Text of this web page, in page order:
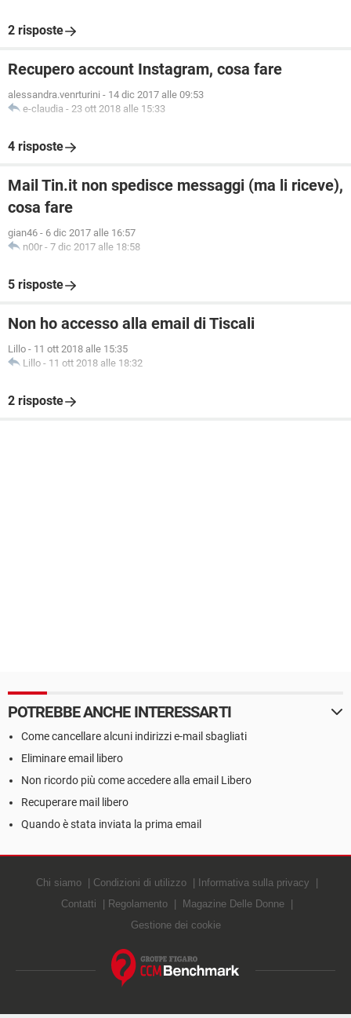
2 risposte
Recupero account Instagram, cosa fare
alessandra.venrturini - 14 dic 2017 alle 09:53
e-claudia - 23 ott 2018 alle 15:33
4 risposte
Mail Tin.it non spedisce messaggi (ma li riceve),
cosa fare
gian46 - 6 dic 2017 alle 16:57
n00r - 7 dic 2017 alle 18:58
5 risposte
Non ho accesso alla email di Tiscali
Lillo - 11 ott 2018 alle 15:35
Lillo - 11 ott 2018 alle 18:32
2 risposte
POTREBBE ANCHE INTERESSARTI
Come cancellare alcuni indirizzi e-mail sbagliati
Eliminare email libero
Non ricordo più come accedere alla email Libero
Recuperare mail libero
Quando è stata inviata la prima email
Chi siamo Condizioni di utilizzo
Informativa sulla privacy
Contatti
Regolamento
Magazine Delle Donne
Gestione dei cookie